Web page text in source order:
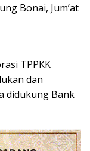
Bonai, Jum’at
TPPKK
dan
didukung Bank